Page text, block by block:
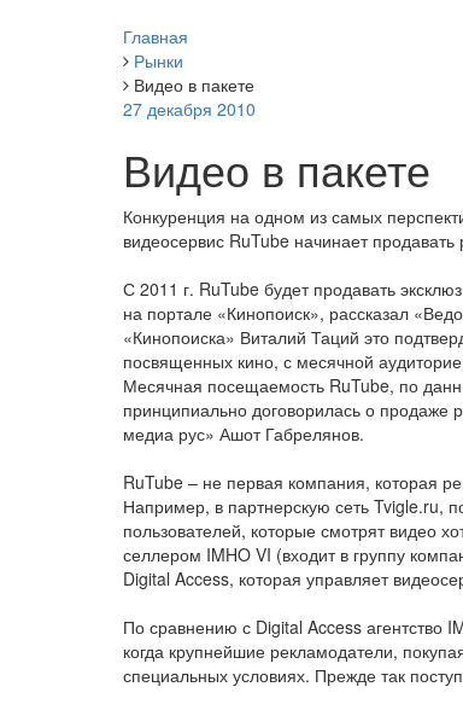
Главная
Рынки
Видео в пакете
27 декабря 2010
Видео в пакете
Конкуренция на одном из самых
видеосервис RuTube начинает
С 2011 г. RuTube будет продавать
на портале «Кинопоиск», рассказал
«Кинопоиска» Виталий Таций это
посвященных кино, с месячной
Месячная посещаемость RuTube, по
принципиально договорилась о продаже
медиа рус» Ашот Габрелянов.
RuTube – не первая компания, которая
Например, в партнерскую сеть Tvigle.ru,
пользователей, которые смотрят видео
селлером IMHO VI (входит в группу
Digital Access, которая управляет
По сравнению с Digital Access агентство
когда крупнейшие рекламодатели,
специальных условиях. Прежде так